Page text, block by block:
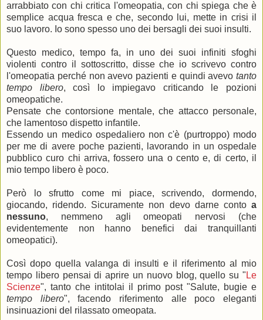
arrabbiato con chi critica l'omeopatia, con chi spiega che è
semplice acqua fresca e che, secondo lui, mette in crisi il
suo lavoro. Io sono spesso uno dei bersagli dei suoi insulti.
Questo medico, tempo fa, in uno dei suoi infiniti sfoghi
violenti contro il sottoscritto, disse che io scrivevo contro
l'omeopatia perché non avevo pazienti e quindi avevo tanto
tempo libero, così lo impiegavo criticando le pozioni
omeopatiche.
Pensate che contorsione mentale, che attacco personale,
che lamentoso dispetto infantile.
Essendo un medico ospedaliero non c'è (purtroppo) modo
per me di avere poche pazienti, lavorando in un ospedale
pubblico curo chi arriva, fossero una o cento e, di certo, il
mio tempo libero è poco.
Però lo sfrutto come mi piace, scrivendo, dormendo,
giocando, ridendo. Sicuramente non devo darne conto a
nessuno, nemmeno agli omeopati nervosi (che
evidentemente non hanno benefici dai tranquillanti
omeopatici).
Così dopo quella valanga di insulti e il riferimento al mio
tempo libero pensai di aprire un nuovo blog, quello su " Le
Scienze", tanto che intitolai il primo post "Salute, bugie e
tempo libero", facendo riferimento alle poco eleganti
insinuazioni del rilassato omeopata.